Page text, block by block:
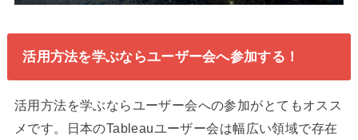
活用方法を学ぶならユーザー会へ参加する！
活用方法を学ぶならユーザー会への参加がとてもオスス
メです。日本のTableauユーザー会は幅広い領域で存在